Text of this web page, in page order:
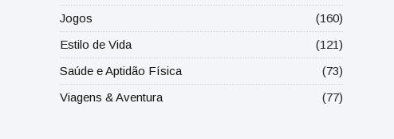
Jogos
(160)
Estilo de Vida
(121)
Saúde e Aptidão Física
(73)
Viagens & Aventura
(77)